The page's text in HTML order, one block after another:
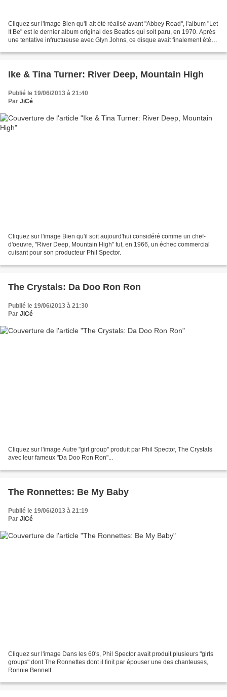
Cliquez sur l'image Bien qu'il ait été réalisé avant "Abbey Road", l'album "Let
It Be" est le dernier album original des Beatles qui soit paru, en 1970. Après
une tentative infructueuse avec Glyn Johns, ce disque avait finalement été
Ike & Tina Turner: River Deep, Mountain High
Publié le 19/06/2013 à 21:40
Par JiCé
Cliquez sur l'image Bien qu'il soit aujourd'hui considéré comme un chef-
d'oeuvre, "River Deep, Mountain High" fut, en 1966, un échec commercial
cuisant pour son producteur Phil Spector.
The Crystals: Da Doo Ron Ron
Publié le 19/06/2013 à 21:30
Par JiCé
Cliquez sur l'image Autre "girl group" produit par Phil Spector, The Crystals
avec leur fameux "Da Doo Ron Ron"...
The Ronnettes: Be My Baby
Publié le 19/06/2013 à 21:19
Par JiCé
Cliquez sur l'image Dans les 60's, Phil Spector avait produit plusieurs "girls
groups" dont The Ronnettes dont il finit par épouser une des chanteuses,
Ronnie Bennett.